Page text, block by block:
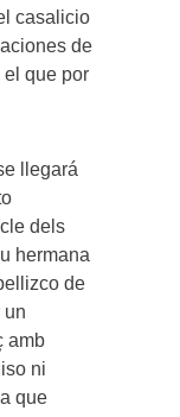
casalicio
de
el que por
llegará
dels
hermana
de
un
amb
ni
que